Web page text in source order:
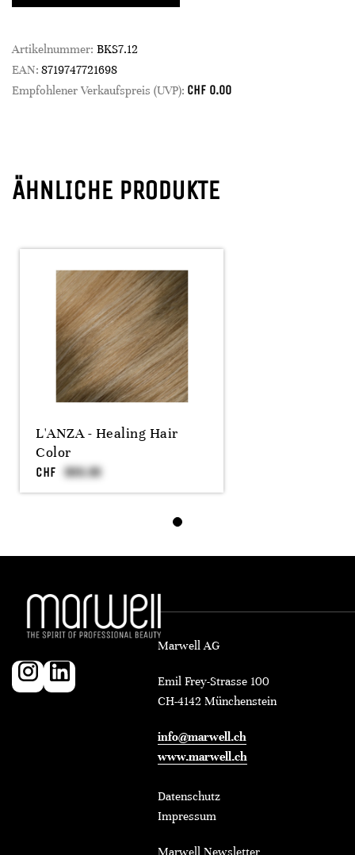
Artikelnummer: BKS7.12
EAN: 8719747721698
Empfohlener Verkaufspreis (UVP): CHF 0.00
ÄHNLICHE PRODUKTE
L'ANZA - Healing Hair
Color
CHF
Marwell AG
Emil Frey-Strasse 100
CH-4142 Münchenstein
info@marwell.ch
www.marwell.ch
Datenschutz
Impressum
Marwell Newsletter